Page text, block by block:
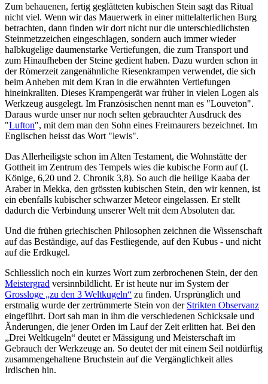
Zum behauenen, fertig geglätteten kubischen Stein sagt das Ritual
nicht viel. Wenn wir das Mauerwerk in einer mittelalterlichen Burg
betrachten, dann finden wir dort nicht nur die unterschiedlichsten
Steinmetzzeichen eingeschlagen, sondern auch immer wieder
halbkugelige daumenstarke Vertiefungen, die zum Transport und
zum Hinaufheben der Steine gedient haben. Dazu wurden schon in
der Römerzeit zangenähnliche Riesenkrampen verwendet, die sich
beim Anheben mit dem Kran in die erwähnten Vertiefungen
hineinkrallten. Dieses Krampengerät war früher in vielen Logen als
Werkzeug ausgelegt. Im Französischen nennt man es "Louveton".
Daraus wurde unser nur noch selten gebrauchter Ausdruck des
"Lufton", mit dem man den Sohn eines Freimaurers bezeichnet. Im
Englischen heisst das Wort "lewis".
Das Allerheiligste schon im Alten Testament, die Wohnstätte der
Gottheit im Zentrum des Tempels wies die kubische Form auf (I.
Könige, 6,20 und 2. Chronik 3,8). So auch die heilige Kaaba der
Araber in Mekka, den grössten kubischen Stein, den wir kennen, ist
ein ebenfalls kubischer schwarzer Meteor eingelassen. Er stellt
dadurch die Verbindung unserer Welt mit dem Absoluten dar.
Und die frühen griechischen Philosophen zeichnen die Wissenschaft
auf das Beständige, auf das Festliegende, auf den Kubus - und nicht
auf die Erdkugel.
Schliesslich noch ein kurzes Wort zum zerbrochenen Stein, der den
Meistergrad versinnbildlicht. Er ist heute nur im System der
Grossloge „zu den 3 Weltkugeln“ zu finden. Ursprünglich und
erstmalig wurde der zertrümmerte Stein von der Strikten Observanz
eingeführt. Dort sah man in ihm die verschiedenen Schicksale und
Änderungen, die jener Orden im Lauf der Zeit erlitten hat. Bei den
„Drei Weltkugeln“ deutet er Mässigung und Meisterschaft im
Gebrauch der Werkzeuge an. So deutet der mit einem Seil notdürftig
zusammengehaltene Bruchstein auf die Vergänglichkeit alles
Irdischen hin.